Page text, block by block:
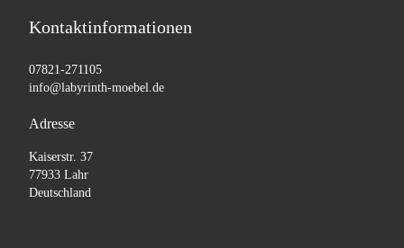
Kontaktinformationen
07821-271105
info@labyrinth-moebel.de
Adresse
Kaiserstr. 37
77933 Lahr
Deutschland